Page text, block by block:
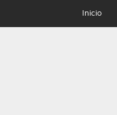
Inicio